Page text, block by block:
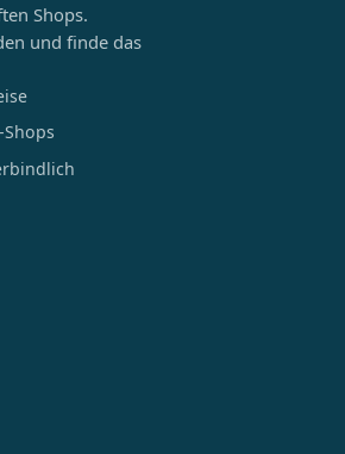
Shops.
und finde das